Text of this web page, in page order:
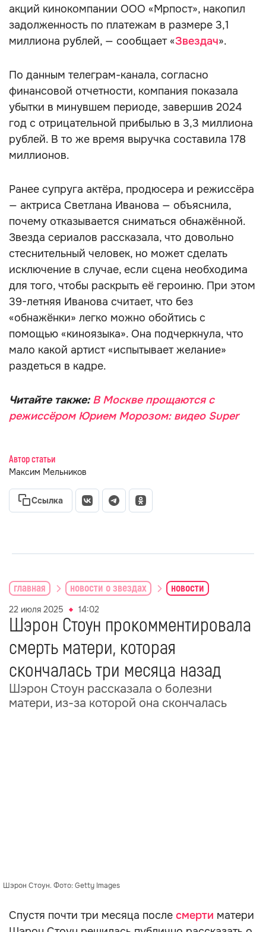
акций кинокомпании ООО «Мрпост», накопил
задолженность по платежам в размере 3,1
миллиона рублей, — сообщает «Звездач».
По данным телеграм-канала, согласно
финансовой отчетности, компания показала
убытки в минувшем периоде, завершив 2024
год с отрицательной прибылью в 3,3 миллиона
рублей. В то же время выручка составила 178
миллионов.
Ранее супруга актёра, продюсера и режиссёра
— актриса Светлана Иванова — объяснила,
почему отказывается сниматься обнажённой.
Звезда сериалов рассказала, что довольно
стеснительный человек, но может сделать
исключение в случае, если сцена необходима
для того, чтобы раскрыть её героиню. При этом
39-летняя Иванова считает, что без
«обнажёнки» легко можно обойтись с
помощью «киноязыка». Она подчеркнула, что
мало какой артист «испытывает желание»
раздеться в кадре.
Читайте также: В Москве прощаются с
режиссёром Юрием Морозом: видео Super
Автор статьи
Максим Мельников
Ссылка
главная новости о звездах новости
22 июля 2025 14:02
Шэрон Стоун прокомментировала
смерть матери, которая
скончалась три месяца назад
Шэрон Стоун рассказала о болезни
матери, из-за которой она скончалась
Шэрон Стоун. Фото: Getty Images
Спустя почти три месяца после смерти матери